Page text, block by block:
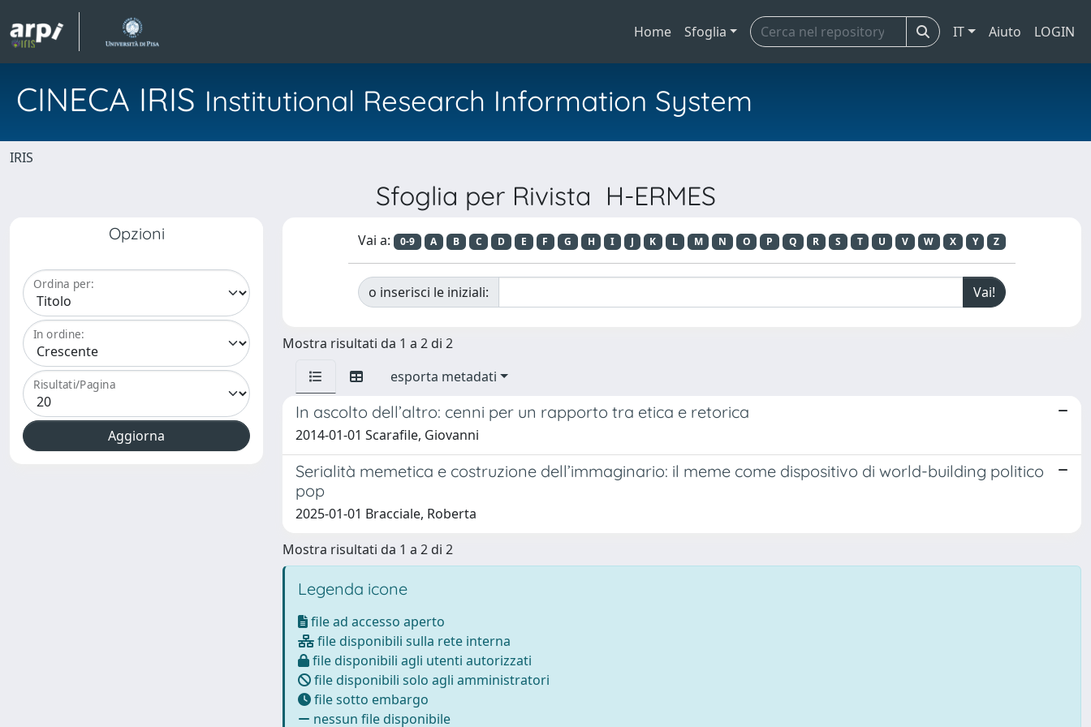
Home Sfoglia IT Aiuto LOGIN
CINECA IRIS Institutional Research Information System
IRIS
Sfoglia per Rivista H-ERMES
Opzioni
Ordina per:
In ordine:
Risultati/Pagina
Vai a: 0-9 A B C D E F G H I J K L M N O P Q R S T U V W X Y Z
o inserisci le iniziali:
Mostra risultati da 1 a 2 di 2
esporta metadati
In ascolto dell’altro: cenni per un rapporto tra etica e retorica
2014-01-01 Scarafile, Giovanni
Serialità memetica e costruzione dell’immaginario: il meme come dispositivo di world-building politico
pop
2025-01-01 Bracciale, Roberta
Mostra risultati da 1 a 2 di 2
Legenda icone
file ad accesso aperto
file disponibili sulla rete interna
file disponibili agli utenti autorizzati
file disponibili solo agli amministratori
file sotto embargo
nessun file disponibile